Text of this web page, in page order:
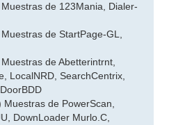
de 123Mania, Dialer-
de StartPage-GL,
de Abetterintrnt,
LocalNRD, SearchCentrix,
Muestras de PowerScan,
DownLoader Murlo.C,